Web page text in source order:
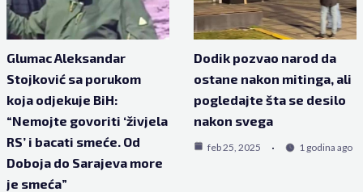
Glumac Aleksandar
Stojković sa porukom
koja odjekuje BiH:
“Nemojte govoriti ‘živjela
RS’ i bacati smeće. Od
Doboja do Sarajeva more
je smeća”
Dodik pozvao narod da
ostane nakon mitinga, ali
pogledajte šta se desilo
nakon svega
feb 25, 2025 1 godina ago